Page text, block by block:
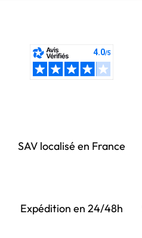
SAV localisé en France
Expédition en 24/48h